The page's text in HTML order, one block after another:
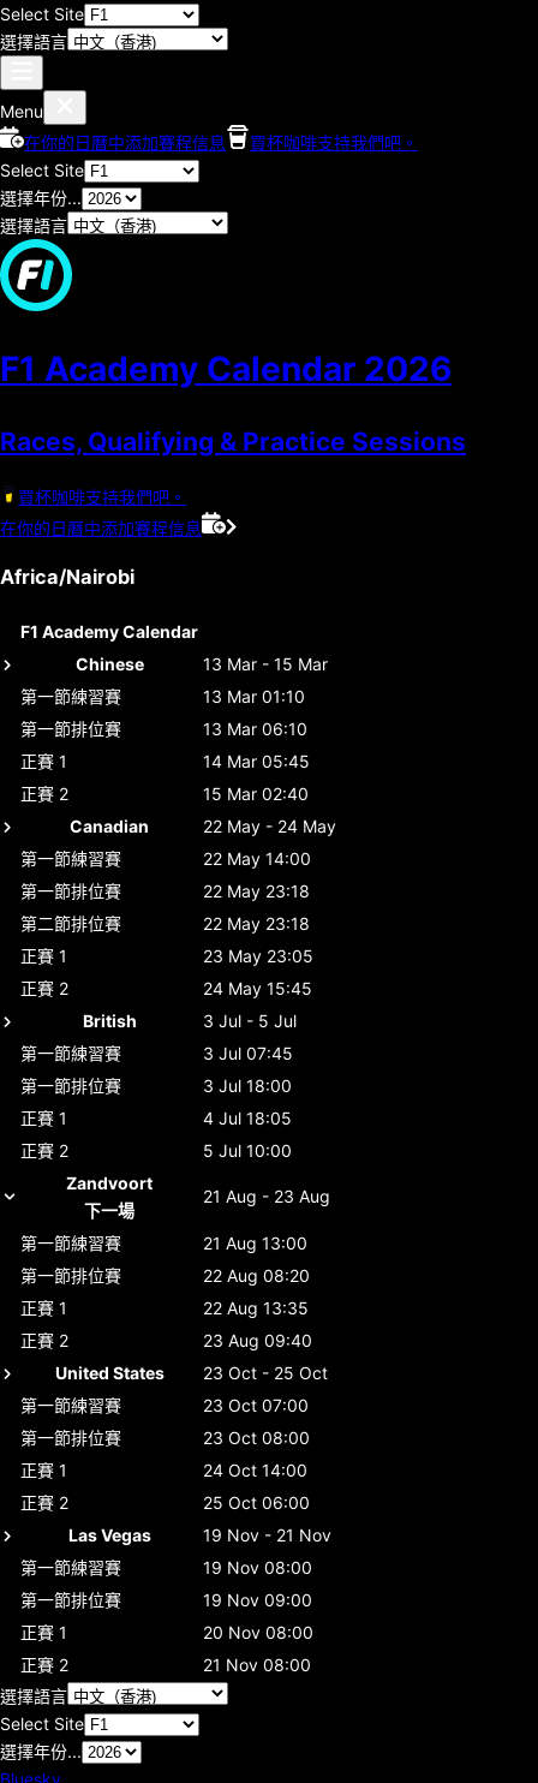
Select Site
選擇語言
Menu
在你的日曆中添加賽程信息
買杯咖啡支持我們吧。
Select Site
選擇年份...
選擇語言
F1 Academy Calendar 2026
Races, Qualifying & Practice Sessions
買杯咖啡支持我們吧。
在你的日曆中添加賽程信息
Africa/Nairobi
F1 Academy Calendar
Chinese
13 Mar - 15 Mar
第一節練習賽
13 Mar 01:10
第一節排位賽
13 Mar 06:10
正賽 1
14 Mar 05:45
正賽 2
15 Mar 02:40
Canadian
22 May - 24 May
第一節練習賽
22 May 14:00
第一節排位賽
22 May 23:18
第二節排位賽
22 May 23:18
正賽 1
23 May 23:05
正賽 2
24 May 15:45
British
3 Jul - 5 Jul
第一節練習賽
3 Jul 07:45
第一節排位賽
3 Jul 18:00
正賽 1
4 Jul 18:05
正賽 2
5 Jul 10:00
Zandvoort
下一場
21 Aug - 23 Aug
第一節練習賽
21 Aug 13:00
第一節排位賽
22 Aug 08:20
正賽 1
22 Aug 13:35
正賽 2
23 Aug 09:40
United States
23 Oct - 25 Oct
第一節練習賽
23 Oct 07:00
第一節排位賽
23 Oct 08:00
正賽 1
24 Oct 14:00
正賽 2
25 Oct 06:00
Las Vegas
19 Nov - 21 Nov
第一節練習賽
19 Nov 08:00
第一節排位賽
19 Nov 09:00
正賽 1
20 Nov 08:00
正賽 2
21 Nov 08:00
選擇語言
Select Site
選擇年份...
Bluesky